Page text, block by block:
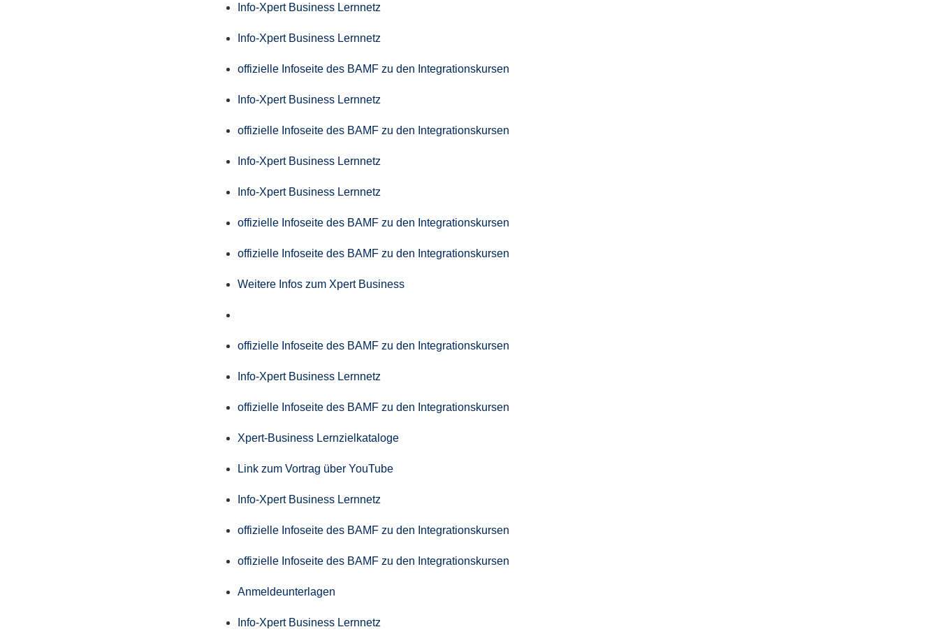
Info-Xpert Business Lernnetz
Info-Xpert Business Lernnetz
offizielle Infoseite des BAMF zu den Integrationskursen
Info-Xpert Business Lernnetz
offizielle Infoseite des BAMF zu den Integrationskursen
Info-Xpert Business Lernnetz
Info-Xpert Business Lernnetz
offizielle Infoseite des BAMF zu den Integrationskursen
offizielle Infoseite des BAMF zu den Integrationskursen
Weitere Infos zum Xpert Business
offizielle Infoseite des BAMF zu den Integrationskursen
Info-Xpert Business Lernnetz
offizielle Infoseite des BAMF zu den Integrationskursen
Xpert-Business Lernzielkataloge
Link zum Vortrag über YouTube
Info-Xpert Business Lernnetz
offizielle Infoseite des BAMF zu den Integrationskursen
offizielle Infoseite des BAMF zu den Integrationskursen
Anmeldeunterlagen
Info-Xpert Business Lernnetz